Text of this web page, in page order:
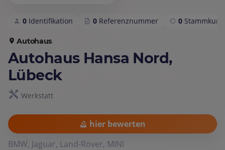
0 Identifikation 0 Referenznummer 0
Autohaus
Autohaus Hansa Nord,
Lübeck
Werkstatt
hier bewerten
BMW, Jaguar, Land-Rover, MINI